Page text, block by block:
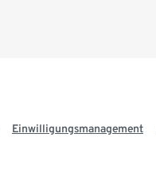
Einwilligungsmanagement